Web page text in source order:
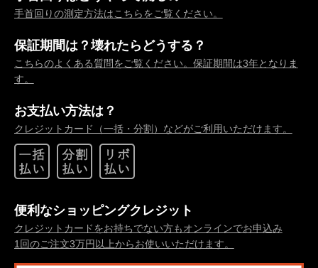
手首回りの測定方法はこちらをご覧ください。
保証期間は？壊れたらどうする？
こちらのよくある質問をご覧ください。保証期間は3年となりま
す。
お支払い方法は？
クレジットカード（一括・分割）などがご利用いただけます。
便利なショッピングクレジット
クレジットカードをお持ちでない方もオンラインでお申込み
1回のご注文3万円以上からお使いいただけます。